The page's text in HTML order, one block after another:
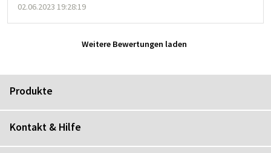
02.06.2023 19:28:19
Weitere Bewertungen laden
Produkte
Kontakt & Hilfe